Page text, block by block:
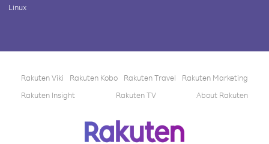
Linux
Rakuten Viki Rakuten Kobo Rakuten Travel
Rakuten Marketing
Rakuten Insight
Rakuten TV About Rakuten